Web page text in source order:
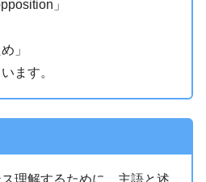
」
」
ます。
理解するために、主語と述